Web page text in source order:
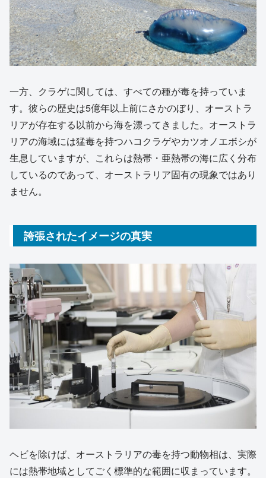
一方、クラゲに関しては、すべての種が毒を持っていま
す。彼らの歴史は5億年以上前にさかのぼり、オーストラ
リアが存在する以前から海を漂ってきました。オーストラ
リアの海域には猛毒を持つハコクラゲやカツオノエボシが
生息していますが、これらは熱帯・亜熱帯の海に広く分布
しているのであって、オーストラリア固有の現象ではあり
ません。
誇張されたイメージの真実
ヘビを除けば、オーストラリアの毒を持つ動物相は、実際
には熱帯地域としてごく標準的な範囲に収まっています。